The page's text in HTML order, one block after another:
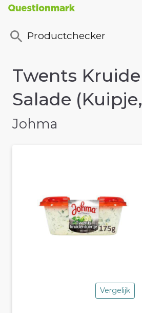
Productchecker
Twents
Salade
Johma
Vergelijk